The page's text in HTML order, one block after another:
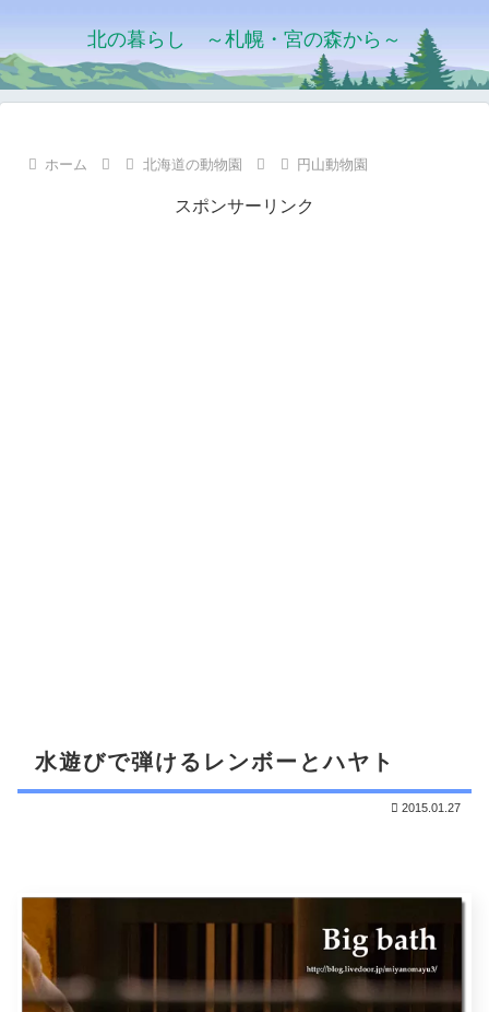
北の暮らし ～札幌・宮の森から～
ホーム 北海道の動物園 円山動物園
スポンサーリンク
水遊びで弾けるレンボーとハヤト
2015.01.27